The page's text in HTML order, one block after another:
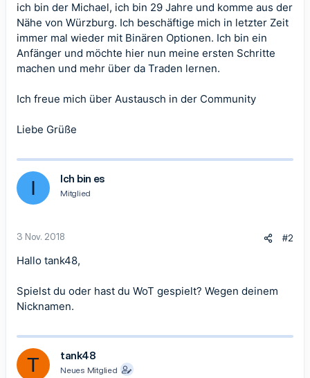
ich bin der Michael, ich bin 29 Jahre und komme aus der
Nähe von Würzburg. Ich beschäftige mich in letzter Zeit
immer mal wieder mit Binären Optionen. Ich bin ein
Anfänger und möchte hier nun meine ersten Schritte
machen und mehr über da Traden lernen.
Ich freue mich über Austausch in der Community
Liebe Grüße
I Ich bin es
Mitglied
3 Nov. 2018 #2
Hallo tank48,
Spielst du oder hast du WoT gespielt? Wegen deinem
Nicknamen.
T tank48
Neues Mitglied